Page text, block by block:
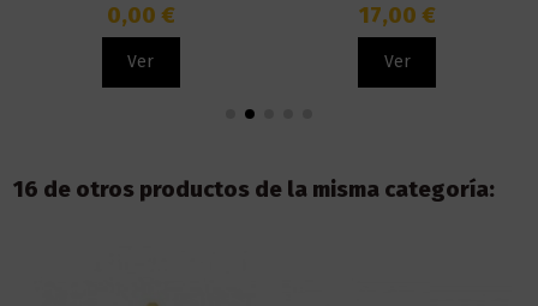
0,00 €
Ver
17,00 €
Ver
16 de otros productos de la misma categoría: